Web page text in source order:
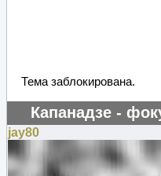
Тема заблокирована.
Капанадзе -
jay80